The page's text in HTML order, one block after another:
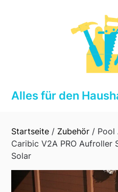
Alles für den
Startseite / Zubehör / Pool
Caribic V2A PRO Aufroller
Solar